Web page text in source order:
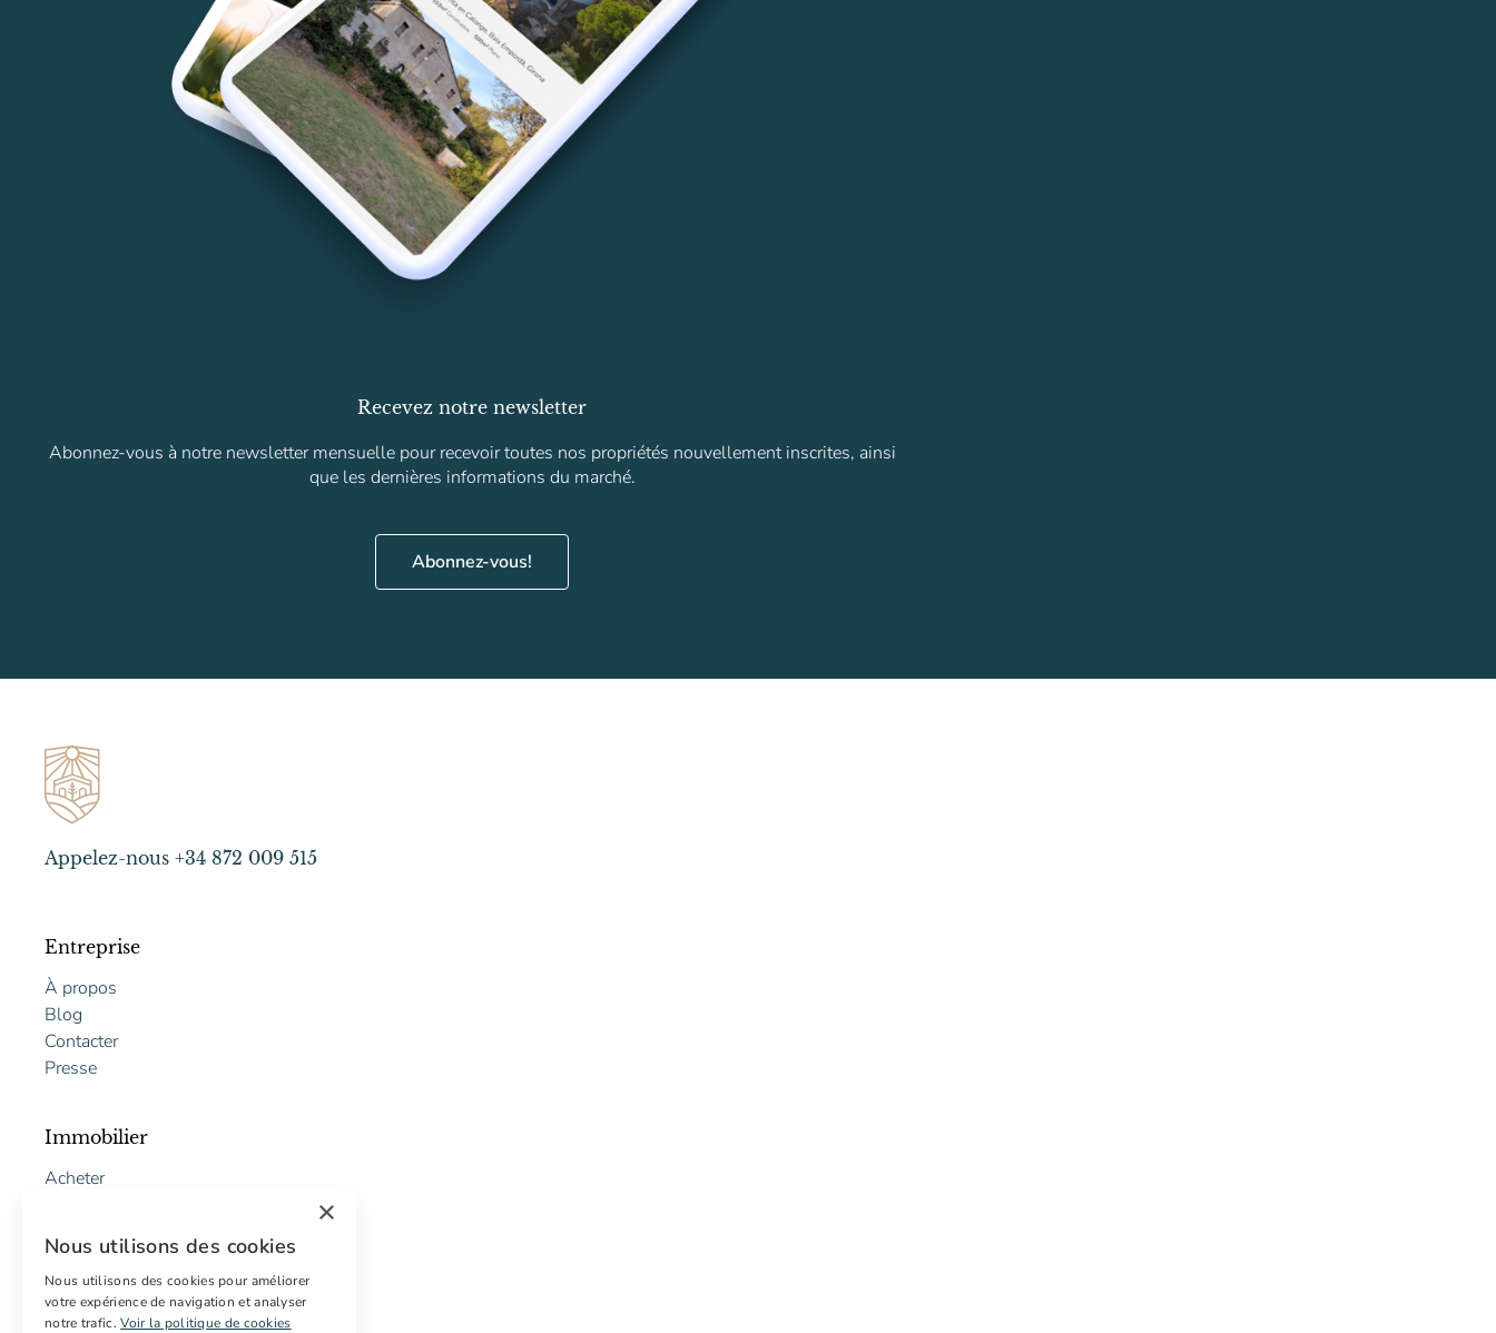
Recevez notre newsletter
Abonnez-vous à notre newsletter mensuelle pour recevoir toutes nos propriétés nouvellement inscrites, ainsi
que les dernières informations du marché.
Abonnez-vous!
Appelez-nous +34 872 009 515
Entreprise
À propos
Blog
Contacter
Presse
Immobilier
Acheter
Services
×
Nous utilisons des cookies
Nous utilisons des cookies pour améliorer
votre expérience de navigation et analyser
notre trafic. Voir la politique de cookies